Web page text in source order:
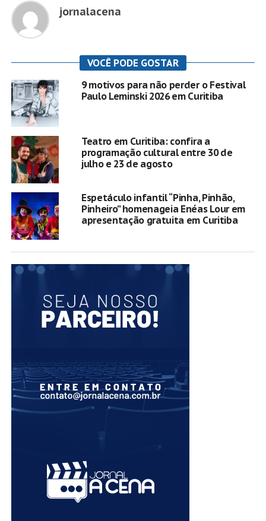
jornalacena
VOCÊ PODE GOSTAR
9 motivos para não perder o Festival
Paulo Leminski 2026 em Curitiba
Teatro em Curitiba: confira a
programação cultural entre 30 de
julho e 23 de agosto
Espetáculo infantil “Pinha, Pinhão,
Pinheiro” homenageia Enéas Lour em
apresentação gratuita em Curitiba